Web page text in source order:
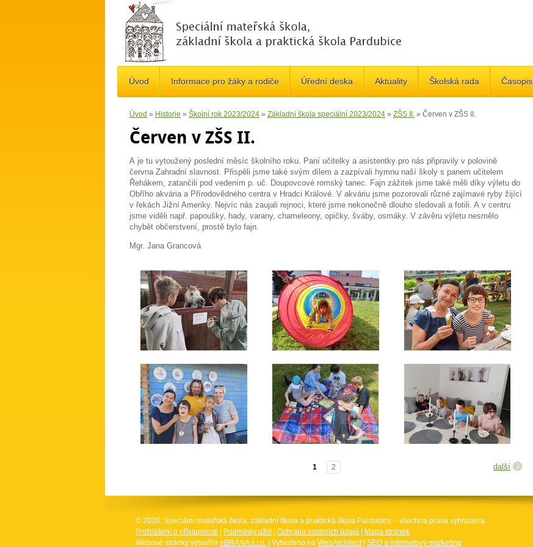
Úvod Informace pro žáky a rodiče Úřední deska Aktuality Školská rada Časopis
Úvod » Historie » Školní rok 2023/2024 » Základní škola speciální 2023/2024 » ZŠS II. » Červen v ZŠS II.
Červen v ZŠS II.
A je tu vytoužený poslední měsíc školního roku. Paní učitelky a asistentky pro nás připravily v polovině
června Zahradní slavnost. Přispěli jsme také svým dílem a zazpívali hymnu naší školy s panem učitelem
Řehákem, zatančili pod vedením p. uč. Doupovcové romský tanec. Fajn zážitek jsme také měli díky výletu do
Obřího akvária a Přírodovědného centra v Hradci Králové. V akváriu jsme pozorovali různé zajímavé ryby žijící
v řekách Jižní Ameriky. Nejvíc nás zaujali rejnoci, které jsme nekonečně dlouho sledovali a fotili. A v centru
jsme viděli např. papoušky, hady, varany, chameleony, opičky, šváby, osmáky. V závěru výletu nesmělo
chybět občerstvení, prostě bylo fajn.
Mgr. Jana Grancová
1 2 další
© 2026, Speciální mateřská škola, základní škola a praktická škola Pardubice – všechna práva vyhrazena
Prohlášení o přístupnosti
Podmínky užití Ochrana osobních údajů
Mapa stránek
Webové stránky vytvořila eBRÁNA s.r.o. | Vytvořeno na WebArchitect| SEO a internetový marketing